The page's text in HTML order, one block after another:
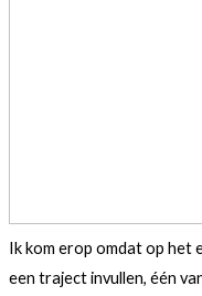
Ik kom erop omdat op het
een traject invullen, één